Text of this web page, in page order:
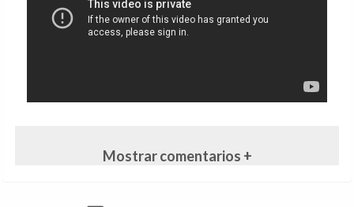
Mostrar comentarios +